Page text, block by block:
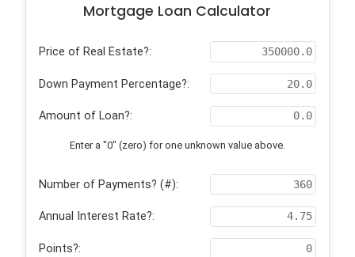
Mortgage Loan Calculator
Price of Real Estate?:
Down Payment Percentage?:
Amount of Loan?:
Enter a "0" (zero) for one unknown value above.
Number of Payments? (#):
Annual Interest Rate?:
Points?: